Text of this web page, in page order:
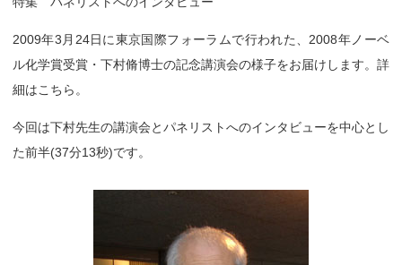
2009年3月24日に東京国際フォーラムで行われた、2008年ノーベ
ル化学賞受賞・下村脩博士の記念講演会の様子をお届けします。詳
細はこちら。
今回は下村先生の講演会とパネリストへのインタビューを中心とし
た前半(37分13秒)です。